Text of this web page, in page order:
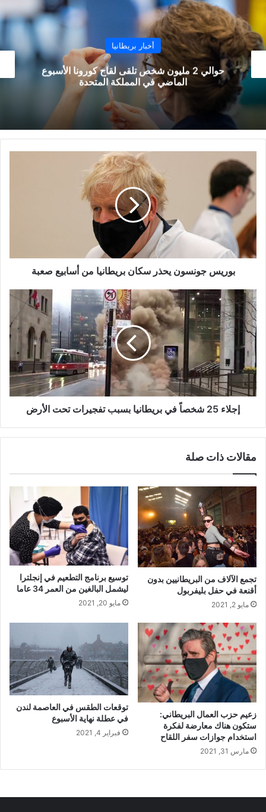
أخبار بريطانيا
حوالي 2 مليون شخص تلقى لقاح كورونا الأسبوع
الماضي في المملكة المتحدة
جونسون
يحذر
سكان
بريطانيا
من
أسابيع
صعبة
بوريس جونسون يحذر سكان بريطانيا من أسابيع صعبة
إجلاء
25
شخصاً
في
بريطانيا
بسبب
تفجيرات
تحت
الأرض
إجلاء 25 شخصاً في بريطانيا بسبب تفجيرات تحت الأرض
مقالات ذات صلة
تجمع الآلاف من البريطانيين بدون
أقنعة في حفل بليفربول
مايو 2, 2021
توسيع برنامج التطعيم في إنجلترا
ليشمل البالغين من العمر 34 عاما
مايو 20, 2021
زعيم حزب العمال البريطاني:
ستكون هناك معارضة لفكرة
استخدام جوازات سفر اللقاح
مارس 31, 2021
توقعات الطقس في العاصمة لندن
في عطلة نهاية الأسبوع
فبراير 4, 2021